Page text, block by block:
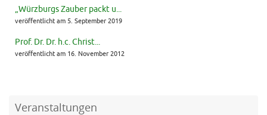
„Würzburgs Zauber packt u...
veröffentlicht am 5. September 2019
Prof. Dr. Dr. h.c. Christ...
veröffentlicht am 16. November 2012
Veranstaltungen